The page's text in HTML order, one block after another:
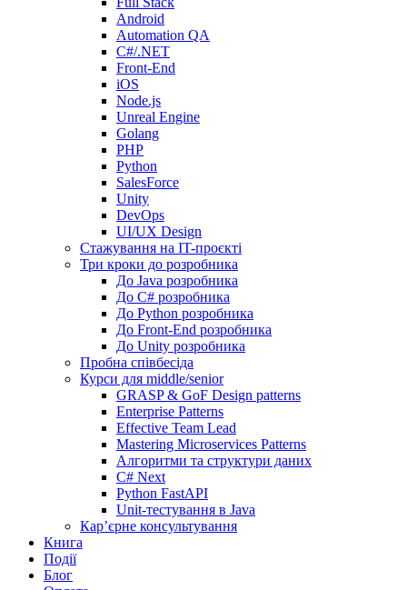
Android
Automation QA
C#/.NET
Front-End
iOS
Node.js
Unreal Engine
Golang
PHP
Python
SalesForce
Unity
DevOps
UI/UX Design
Стажування на IT-проєкті
Три кроки до розробника
До Java розробника
До C# розробника
До Python розробника
До Front-End розробника
До Unity розробника
Пробна співбесіда
Курси для middle/senior
GRASP & GoF Design patterns
Enterprise Patterns
Effective Team Lead
Mastering Microservices Patterns
Алгоритми та структури даних
C# Next
Python FastAPI
Unit-тестування в Java
Кар’єрне консультування
Книга
Події
Блог